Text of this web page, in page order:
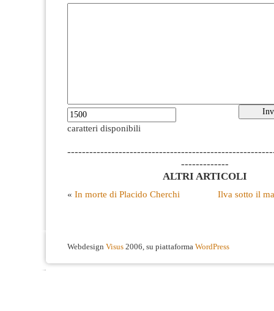
caratteri disponibili
-------------
ALTRI ARTICOLI
« In morte di Placido Cherchi Ilva sotto il
Webdesign Visus 2006, su piattaforma WordPress